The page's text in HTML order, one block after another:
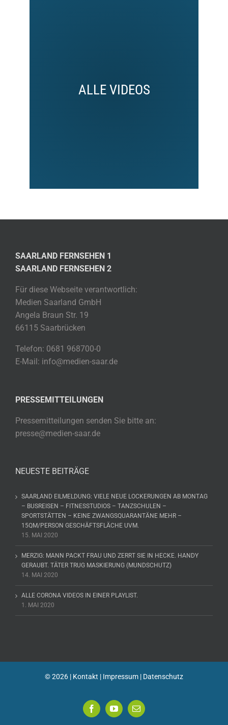
ALLE VIDEOS
SAARLAND FERNSEHEN 1
SAARLAND FERNSEHEN 2
Für diese Webseite verantwortlich:
Medien Saarland GmbH
Angela Braun Str. 19
66115 Saarbrücken
Telefon: 0681 968700-0
E-Mail: info@medien-saar.de
PRESSEMITTEILUNGEN
Pressemitteilungen senden Sie bitte an:
presse@medien-saar.de
NEUESTE BEITRÄGE
SAARLAND EILMELDUNG: VIELE NEUE LOCKERUNGEN AB MONTAG
– BUSREISEN – FITNESSTUDIOS – TANZSCHULEN –
SPORTSTÄTTEN – KEINE ZWANGSQUARANTÄNE MEHR –
15QM/PERSON GESCHÄFTSFLÄCHE UVM.
15. MAI 2020
MERZIG: MANN PACKT FRAU UND ZERRT SIE IN HECKE. HANDY
GERAUBT. TÄTER TRUG MASKIERUNG (MUNDSCHUTZ)
14. MAI 2020
ALLE CORONA VIDEOS IN EINER PLAYLIST.
1. MAI 2020
©2026 | Kontakt | Impressum | Datenschutz
FacebookYouTube
E-
Mail